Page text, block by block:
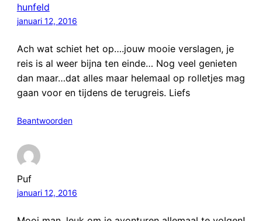
hunfeld
januari 12, 2016
Ach wat schiet het op….jouw mooie verslagen, je
reis is al weer bijna ten einde… Nog veel genieten
dan maar…dat alles maar helemaal op rolletjes mag
gaan voor en tijdens de terugreis. Liefs
Beantwoorden
Puf
januari 12, 2016